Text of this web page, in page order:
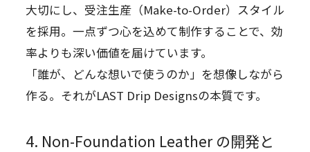
大切にし、受注生産（Make-to-Order）スタイル
を採用。一点ずつ心を込めて制作することで、効
率よりも深い価値を届けています。
「誰が、どんな想いで使うのか」を想像しながら
作る。それがLAST Drip Designsの本質です。
4. Non-Foundation Leather の開発と